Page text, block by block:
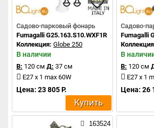
Садово-парковый фонарь
Fumagalli G25.163.S10.WXF1R
Коллекция: Globe 250
В наличии
В: 120 см Д: 37 см
E27 x 1 max 60W
Цена: 23 805 Р.
Купить
Садово-
Fumagalli
В
В: 120 см
E27 x 1
Цена: 26
163524